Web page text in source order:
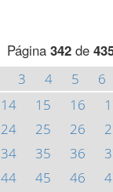
Página 342de
3 4 5 6
14 15 16
24 25 26
34 35 36
44 45 46